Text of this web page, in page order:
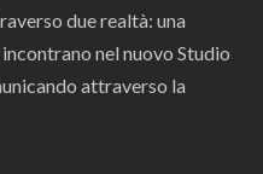
due realtà: una
incontrano nel nuovo Studio
attraverso la